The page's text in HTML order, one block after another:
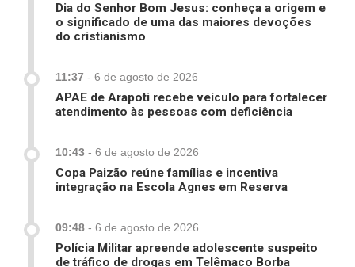
Dia do Senhor Bom Jesus: conheça a origem e
o significado de uma das maiores devoções
do cristianismo
11:37 - 6 de agosto de 2026
APAE de Arapoti recebe veículo para fortalecer
atendimento às pessoas com deficiência
10:43 - 6 de agosto de 2026
Copa Paizão reúne famílias e incentiva
integração na Escola Agnes em Reserva
09:48 - 6 de agosto de 2026
Polícia Militar apreende adolescente suspeito
de tráfico de drogas em Telêmaco Borba